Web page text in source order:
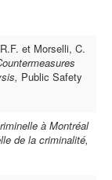
et Morselli, C.
Public Safety
à Montréal
de la criminalité,